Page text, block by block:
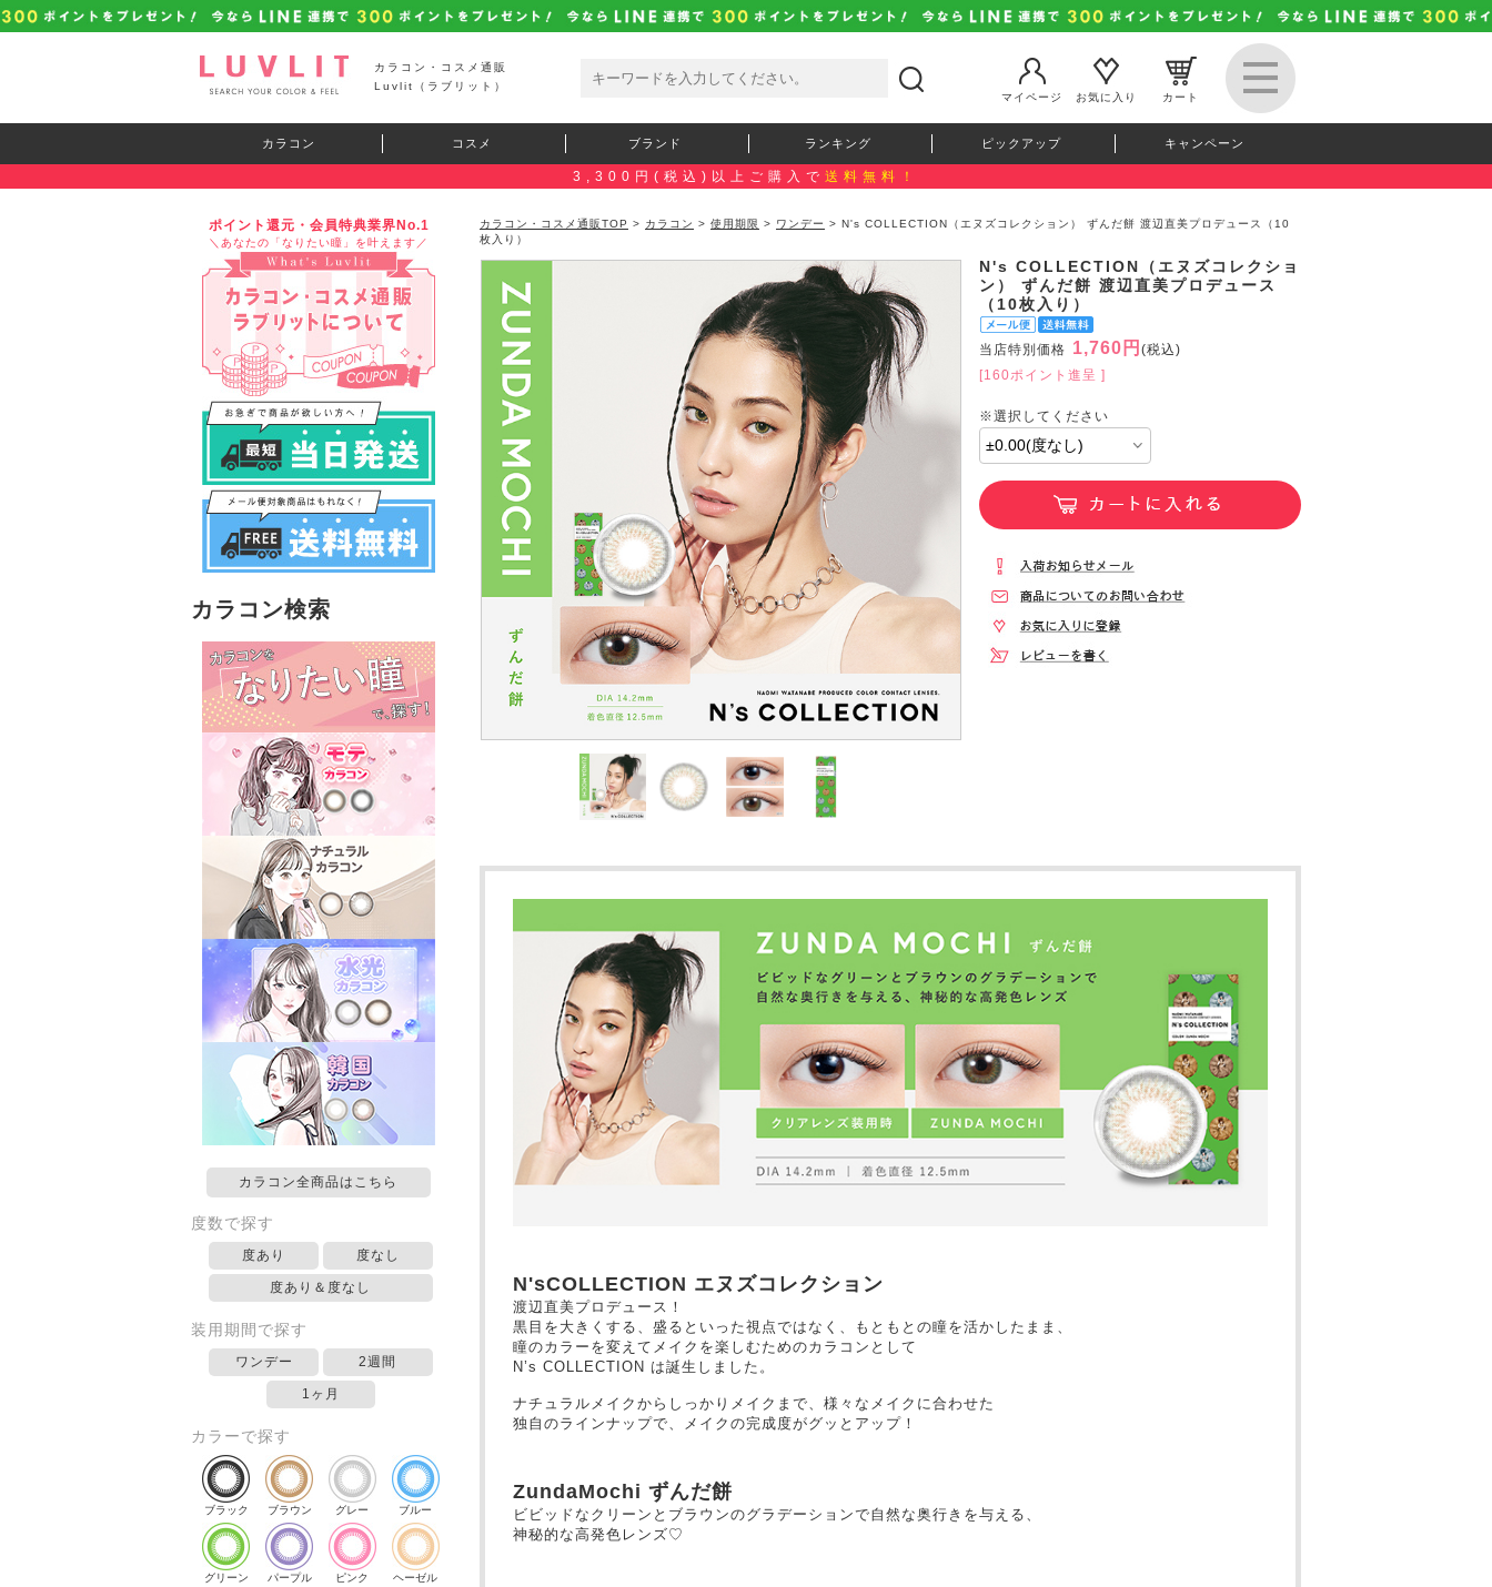
カラコン・コスメ通販
Luvlit（ラブリット）
マイページ
お気に入り カート
カラコン コスメ ブランド ランキング ピックアップ キャンペーン
3,300円(税込)以上ご購入で 送料無料！
ポイント還元・会員特典業界No.1
＼あなたの「なりたい瞳」を叶えます／
カラコン検索
カラコン全商品はこちら
度数で探す
度あり 度なし
度あり＆度なし
装用期間で探す
ワンデー 2週間
1ヶ月
カラーで探す
ブラック ブラウン グレー ブルー
グリーン パープル ピンク ヘーゼル
カラコン・コスメ通販TOP > カラコン > 使用期限 > ワンデー > N's COLLECTION（エヌズコレクション） ずんだ餅 渡辺直美プロデュース（10
枚入り）
N's COLLECTION（エヌズコレクショ
ン） ずんだ餅 渡辺直美プロデュース
（10枚入り）
当店特別価格 1,760円 (税込)
[160ポイント進呈 ]
N'sCOLLECTION エヌズコレクション
渡辺直美プロデュース！
黒目を大きくする、盛るといった視点ではなく、もともとの瞳を活かしたまま、
瞳のカラーを変えてメイクを楽しむためのカラコンとして
N’s COLLECTION は誕生しました。
ナチュラルメイクからしっかりメイクまで、様々なメイクに合わせた
独自のラインナップで、メイクの完成度がグッとアップ！
ZundaMochi ずんだ餅
ビビッドなクリーンとブラウンのグラデーションで自然な奥行きを与える、
神秘的な高発色レンズ♡